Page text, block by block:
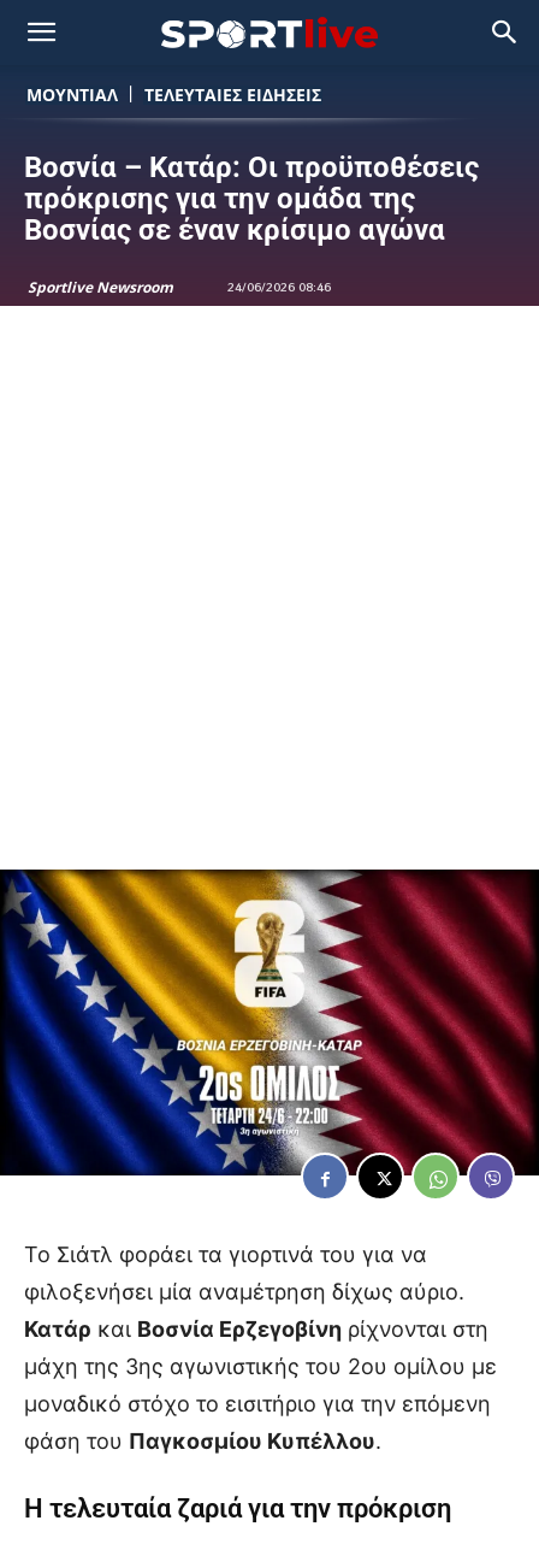
ΜΟΥΝΤΙΆΛ ΤΕΛΕΥΤΑΙΕΣ ΕΙΔΗΣΕΙΣ
Βοσνία – Κατάρ: Οι προϋποθέσεις
πρόκρισης για την ομάδα της
Βοσνίας σε έναν κρίσιμο αγώνα
Sportlive Newsroom 24/06/2026 08:46
Το Σιάτλ φοράει τα γιορτινά του για να
φιλοξενήσει μία αναμέτρηση δίχως αύριο.
Κατάρ και Βοσνία Ερζεγοβίνη ρίχνονται στη
μάχη της 3ης αγωνιστικής του 2ου ομίλου με
μοναδικό στόχο το εισιτήριο για την επόμενη
φάση του Παγκοσμίου Κυπέλλου.
Η τελευταία ζαριά για την πρόκριση